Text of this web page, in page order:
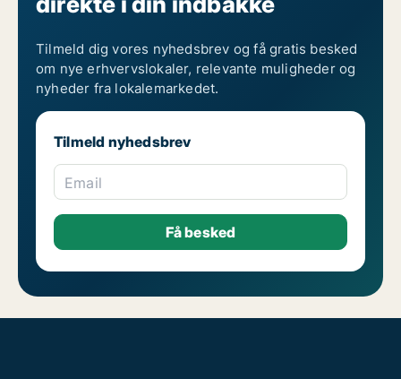
Tilmeld dig vores nyhedsbrev og få gratis besked
om nye erhvervslokaler, relevante muligheder og
nyheder fra lokalemarkedet.
Tilmeld nyhedsbrev
Email